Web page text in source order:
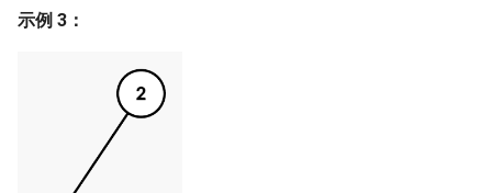
30. 包含 min 函数的栈
31. 栈的压入、弹出序列
25. 链表中的两数相加
26. 重排链表
4.4. 检查平衡性
4.5. 合法二叉搜索树
示例 3：